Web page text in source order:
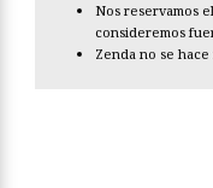
Nos reservamos
consideremos
Zenda no se